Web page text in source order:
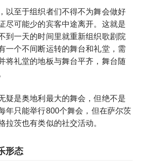
以至于组织者们不得不为舞会做好
尽可能少的宾客中途离开。这就是
到一天的时间里就重新组织歌剧院
一个不间断运转的舞台和礼堂，需
将礼堂的地板与舞台平齐，舞台随
疑是奥地利最大的舞会，但绝不是
年只能举行800个舞会，但在萨尔茨
拉茨也有类似的社交活动。
形态